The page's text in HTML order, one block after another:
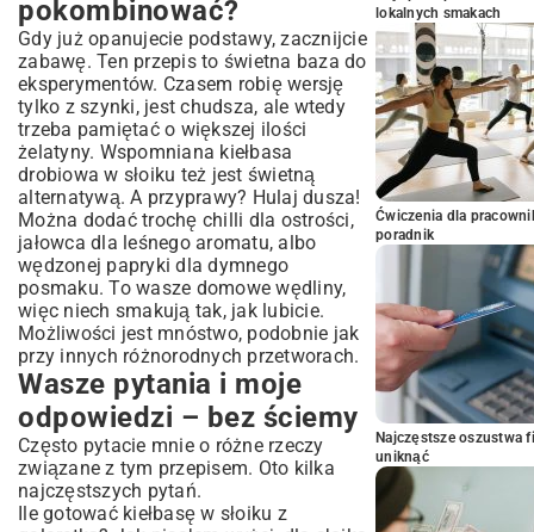
pokombinować?
Gdy już opanujecie podstawy, zacznijcie
zabawę. Ten przepis to świetna baza do
eksperymentów. Czasem robię wersję
tylko z szynki, jest chudsza, ale wtedy
trzeba pamiętać o większej ilości
żelatyny. Wspomniana kiełbasa
drobiowa w słoiku też jest świetną
alternatywą. A przyprawy? Hulaj dusza!
Można dodać trochę chilli dla ostrości,
jałowca dla leśnego aromatu, albo
wędzonej papryki dla dymnego
posmaku. To wasze domowe wędliny,
więc niech smakują tak, jak lubicie.
Możliwości jest mnóstwo, podobnie jak
przy innych różnorodnych przetworach.
Wasze pytania i moje
odpowiedzi – bez ściemy
Często pytacie mnie o różne rzeczy
związane z tym przepisem. Oto kilka
najczęstszych pytań.
Ile gotować kiełbasę w słoiku z
lokalnych smakach
Ćwiczenia dla
poradnik
Najczęstsze oszustwa
uniknąć